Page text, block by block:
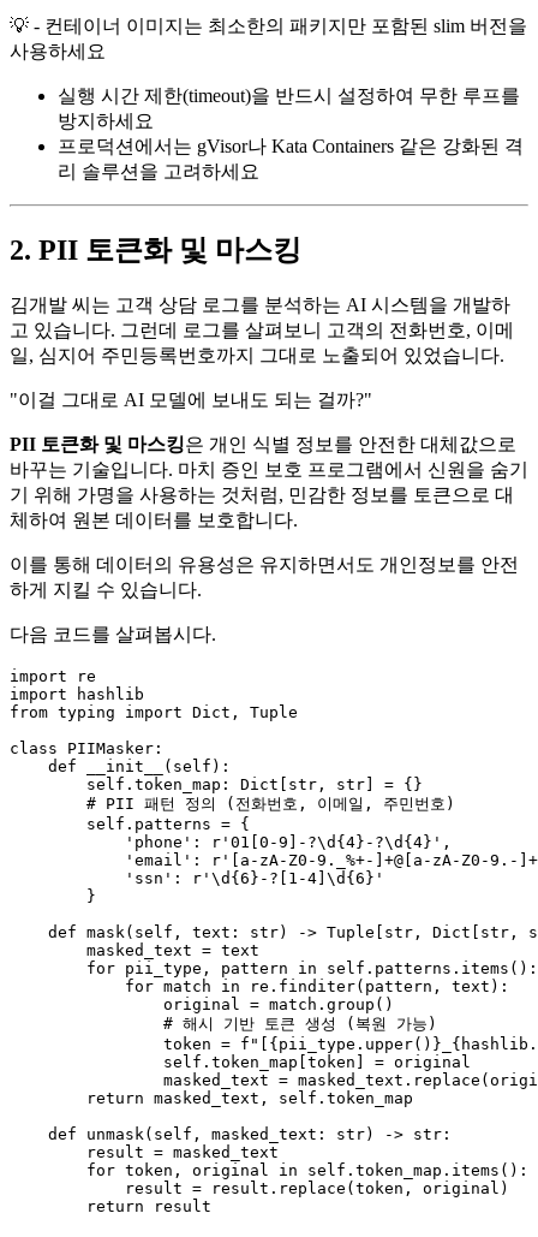
💡 - 컨테이너 이미지는 최소한의 패키지만 포함된 slim 버전을
사용하세요
실행 시간 제한(timeout)을 반드시 설정하여 무한 루프를
방지하세요
프로덕션에서는 gVisor나 Kata Containers 같은 강화된 격
리 솔루션을 고려하세요
2. PII 토큰화 및 마스킹
김개발 씨는 고객 상담 로그를 분석하는 AI 시스템을 개발하
고 있습니다. 그런데 로그를 살펴보니 고객의 전화번호, 이메
일, 심지어 주민등록번호까지 그대로 노출되어 있었습니다.
"이걸 그대로 AI 모델에 보내도 되는 걸까?"
PII 토큰화 및 마스킹은 개인 식별 정보를 안전한 대체값으로
바꾸는 기술입니다. 마치 증인 보호 프로그램에서 신원을 숨기
기 위해 가명을 사용하는 것처럼, 민감한 정보를 토큰으로 대
체하여 원본 데이터를 보호합니다.
이를 통해 데이터의 유용성은 유지하면서도 개인정보를 안전
하게 지킬 수 있습니다.
다음 코드를 살펴봅시다.
import
import
from typing import Dict , Tuple
class
PIIMasker :
def
__init__ ( self ):
self .token_map: Dict str , str ] = {}
# PII 패턴 정의 (전화번호, 이메일, 주민번호)
self .patterns = {
'phone' : r'01[0-9]-?\d{4}-?\d{4}' ,
'email' :
r'[a-zA-Z0-9._%+-]+@[a-zA-Z0-
'ssn' :
r'\d{6}-?[1-4]\d{6}'
        }
def mask( self, text: str) -> Tuple str , Dict str ,
        masked_text = text
for pii_type, pattern in self .patterns.items():
for match in re.finditer(pattern, text):
                original =
match .group()
# 해시 기반 토큰 생성 (복원 가능)
                token =
f"[ {pii_type.upper()}
self .token_map[token] = original
masked_text =
return masked_text, self .token_map
def
unmask( self, masked_text: str) -> str :
        result = masked_text
for token, original in self .token_map.items():
            result = result.replace(token, original)
return